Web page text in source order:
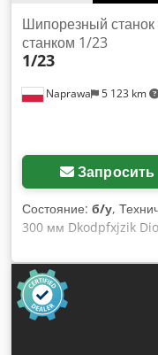
Naprawa 5 123 km
Шипорезный
станком 1/23
1/23
Запросить
Состояние: б/у,
300 мм Dkodpfxjzik
Диаметр шпинделя
35 мм Высота
регулировка
каретки: 1400 мм
отдельных